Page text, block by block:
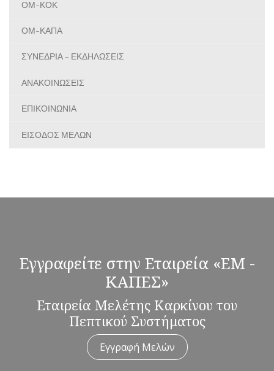
ΟΜ-ΚΟΚ
ΟΜ-ΚΑΠΑ
ΣΥΝΕΔΡΙΑ - ΕΚΔΗΛΩΣΕΙΣ
ΑΝΑΚΟΙΝΩΣΕΙΣ
ΕΠΙΚΟΙΝΩΝΙΑ
ΕΙΣΟΔΟΣ ΜΕΛΩΝ
Εγγραφείτε στην Εταιρεία «ΕΜ -
ΚΑΠΕΣ»
Εταιρεία Μελέτης Καρκίνου του
Πεπτικού Συστήματος
Εγγραφή Μελών